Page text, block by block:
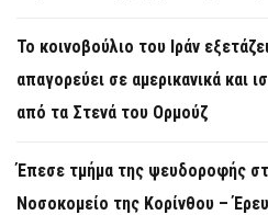
Το κοινοβούλιο του Ιράν
απαγορεύει σε αμερικανικά και
από τα Στενά του Ορμούζ
Έπεσε τμήμα της ψευδοροφής
Νοσοκομείο της Κορίνθου –